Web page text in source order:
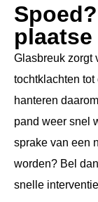
Glasbreuk zorgt
tochtklachten
hanteren
pand weer snel
sprake van een
worden? Bel
snelle